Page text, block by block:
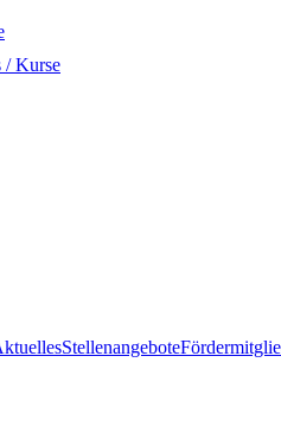
/ Kurse
Stellenangebote